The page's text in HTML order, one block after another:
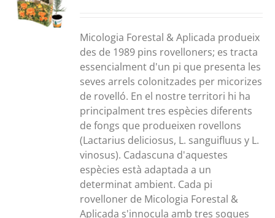
135,00€
a
280,00€
Micologia Forestal & Aplicada produeix
des de 1989 pins rovelloners; es tracta
essencialment d'un pi que presenta les
seves arrels colonitzades per micorizes
de rovelló. En el nostre territori hi ha
principalment tres espècies diferents
de fongs que produeixen rovellons
(Lactarius deliciosus, L. sanguifluus y L.
vinosus). Cadascuna d'aquestes
espècies està adaptada a un
determinat ambient. Cada pi
rovelloner de Micologia Forestal &
Aplicada s'innocula amb tres soques